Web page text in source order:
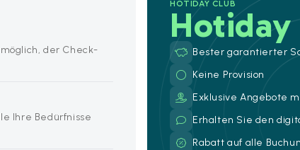
der Check-
Ihre Bedürfnisse
HOTIDAY CLUB
Hotiday
Bester garantierter
Keine Provision
Exklusive Angebote
Erhalten Sie den
Rabatt auf alle